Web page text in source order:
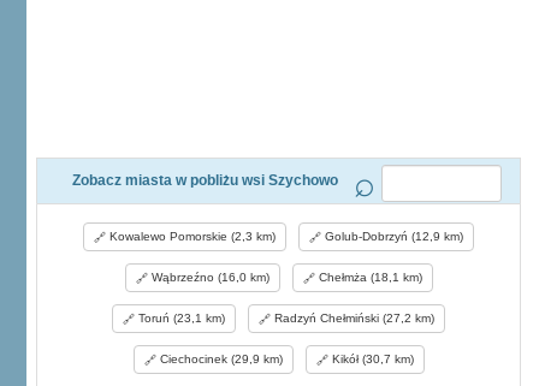
Zobacz miasta w pobliżu wsi Szychowo
Kowalewo Pomorskie (2,3 km) Golub-Dobrzyń (12,9 km)
Wąbrzeźno (16,0 km) Chełmża (18,1 km)
Toruń (23,1 km) Radzyń Chełmiński (27,2 km)
Ciechocinek (29,9 km) Kikół (30,7 km)